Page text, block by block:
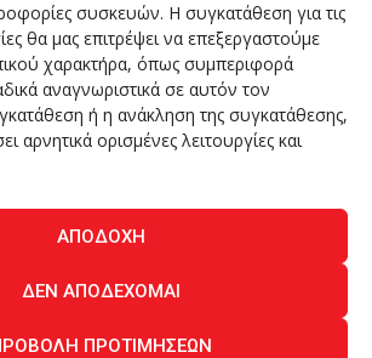
συσκευών. Η συγκατάθεση για τις
θα μας επιτρέψει να επεξεργαστούμε
χαρακτήρα, όπως συμπεριφορά
αναγνωριστικά σε αυτόν τον
ή η ανάκληση της συγκατάθεσης,
αρνητικά ορισμένες λειτουργίες και
ΑΠΟΔΟΧΉ
ΔΕΝ ΑΠΟΔΈΧΟΜΑΙ
ΠΡΟΤΙΜΉΣΕΩΝ
Θεόδωρος Δημητριάδης
Δημητριάδης
Δημητριάδης
Μ.Η.Τ.:
ΠΕΡΙΟΔΙΚΟ ΕΠΙΚΟΙΝΩΝΙΑ